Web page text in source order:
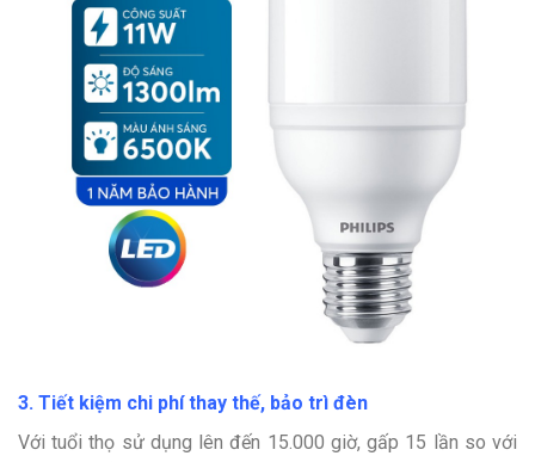
3. Tiết kiệm chi phí thay thế, bảo trì đèn
Với tuổi thọ sử dụng lên đến 15.000 giờ, gấp 15 lần so với